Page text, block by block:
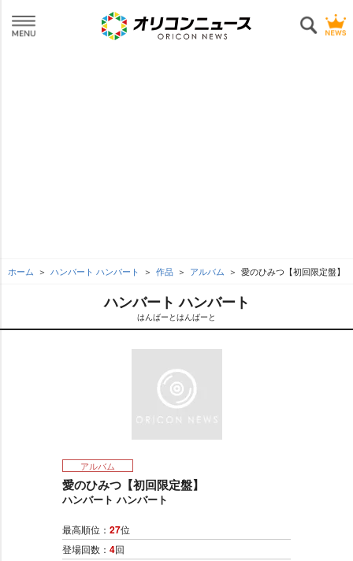
ホーム ハンバート ハンバート 作品 アルバム 愛のひみつ【初回限定盤】
ハンバート ハンバート
はんばーとはんばーと
アルバム
愛のひみつ【初回限定盤】
ハンバート ハンバート
最高順位： 27位
登場回数： 4回